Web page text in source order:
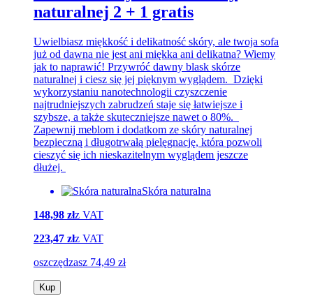
naturalnej 2 + 1 gratis
Uwielbiasz miękkość i delikatność skóry, ale twoja sofa
już od dawna nie jest ani miękka ani delikatna? Wiemy
jak to naprawić! Przywróć dawny blask skórze
naturalnej i ciesz się jej pięknym wyglądem. Dzięki
wykorzystaniu nanotechnologii czyszczenie
najtrudniejszych zabrudzeń staje się łatwiejsze i
szybsze, a także skuteczniejsze nawet o 80%.
Zapewnij meblom i dodatkom ze skóry naturalnej
bezpieczną i długotrwałą pielęgnację, która pozwoli
cieszyć się ich nieskazitelnym wyglądem jeszcze
dłużej.
Skóra naturalna
148,98 złz VAT
223,47 złz VAT
oszczędzasz 74,49 zł
Kup